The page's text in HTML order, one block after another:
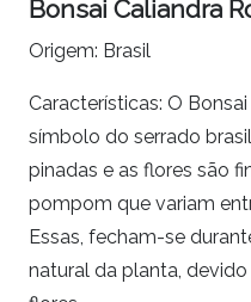
Bonsai Caliandra
Origem: Brasil
Características: O
símbolo do serrado
pinadas e as flores são
pompom que variam
Essas, fecham-se
natural da planta,